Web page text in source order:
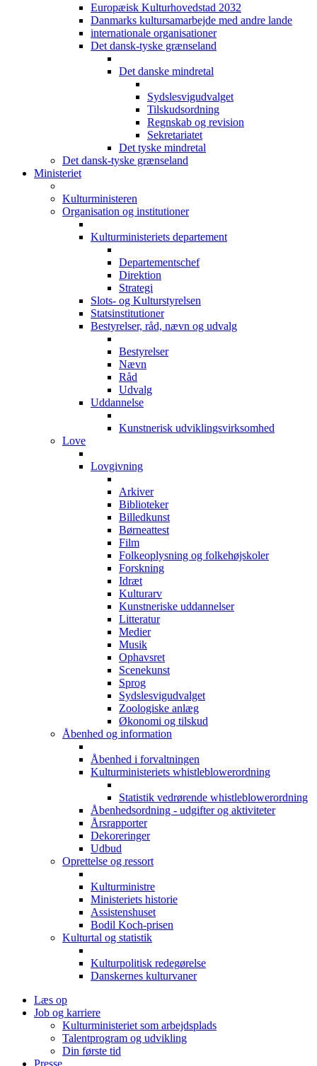
Europæisk Kulturhovedstad 2032
Danmarks kultursamarbejde med andre lande
internationale organisationer
Det dansk-tyske grænseland
Det danske mindretal
Sydslesvigudvalget
Tilskudsordning
Regnskab og revision
Sekretariatet
Det tyske mindretal
Det dansk-tyske grænseland
Ministeriet
Kulturministeren
Organisation og institutioner
Kulturministeriets departement
Departementschef
Direktion
Strategi
Slots- og Kulturstyrelsen
Statsinstitutioner
Bestyrelser, råd, nævn og udvalg
Bestyrelser
Nævn
Råd
Udvalg
Uddannelse
Kunstnerisk udviklingsvirksomhed
Love
Lovgivning
Arkiver
Biblioteker
Billedkunst
Børneattest
Film
Folkeoplysning og folkehøjskoler
Forskning
Idræt
Kulturarv
Kunstneriske uddannelser
Litteratur
Medier
Musik
Ophavsret
Scenekunst
Sprog
Sydslesvigudvalget
Zoologiske anlæg
Økonomi og tilskud
Åbenhed og information
Åbenhed i forvaltningen
Kulturministeriets whistleblowerordning
Statistik vedrørende whistleblowerordning
Åbenhedsordning - udgifter og aktiviteter
Årsrapporter
Dekoreringer
Udbud
Oprettelse og ressort
Kulturministre
Ministeriets historie
Assistenshuset
Bodil Koch-prisen
Kulturtal og statistik
Kulturpolitisk redegørelse
Danskernes kulturvaner
Læs op
Job og karriere
Kulturministeriet som arbejdsplads
Talentprogram og udvikling
Din første tid
Presse